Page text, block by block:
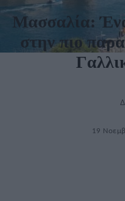
Μασσαλία:
στην πιο
19